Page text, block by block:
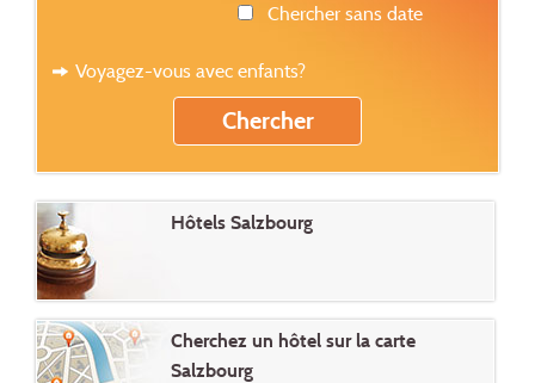
Chercher sans date
Voyagez-vous avec enfants?
Hôtels Salzbourg
Cherchez un hôtel sur la carte
Salzbourg